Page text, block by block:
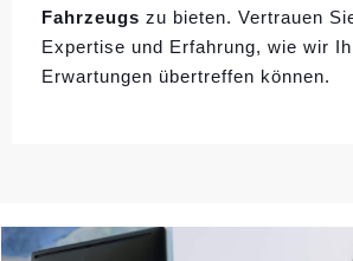
Fahrzeugs zu bieten. Vertrauen
Expertise und Erfahrung, wie wir
Erwartungen übertreffen können.